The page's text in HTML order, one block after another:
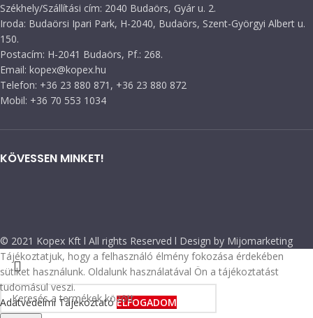
Székhely/Szállítási cím: 2040 Budaörs, Gyár u. 2.
Iroda: Budaörsi Ipari Park, H-2040, Budaörs, Szent-Györgyi Albert u.
150.
Postacím: H-2041 Budaörs, Pf.: 268.
Email: kopex@kopex.hu
Telefon: +36 23 880 871, +36 23 880 872
Mobil: +36 70 553 1034
KÖVESSEN MINKET!
© 2021 Kopex Kft l All rights Reserved l Design by Mijomarketing
Tájékoztatjuk, hogy a felhasználó élmény fokozása érdekében
sütiket használunk. Oldalunk használatával Ön a tájékoztatást
tudomásul veszi.
Adatvédelmi TájékoztatóELFOGADOM